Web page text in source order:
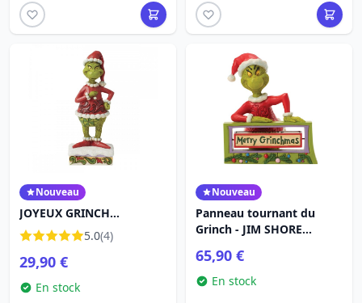
Nouveau
JOYEUX GRINCH
PERSONALITY POSE - JIM
SHORE GRINCH
5.0(4)
29,90 €
En stock
Nouveau
Panneau tournant du
Grinch - JIM SHORE
65,90 €
En stock